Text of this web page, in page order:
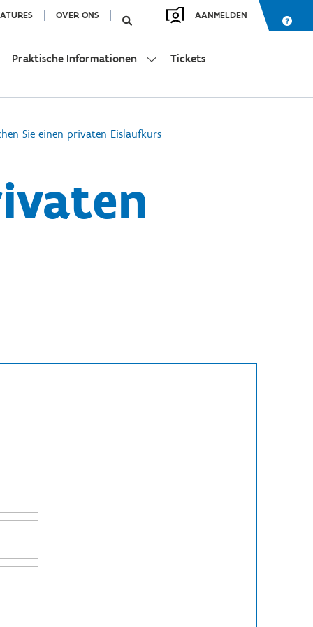
OVER ONS AANMELDEN
Praktische Informationen Tickets
Sie einen privaten Eislaufkurs